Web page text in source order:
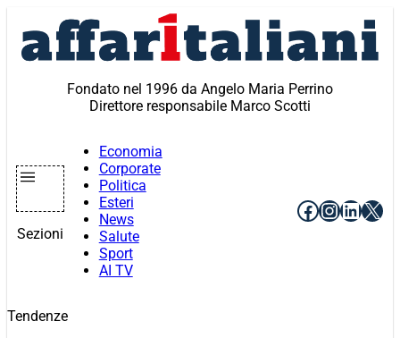
contenuto
Fondato nel 1996 da Angelo Maria Perrino
Direttore responsabile Marco Scotti
Sezioni
Economia
Corporate
Politica
Esteri
News
Salute
Sport
AI TV
Facebook
X
Tendenze